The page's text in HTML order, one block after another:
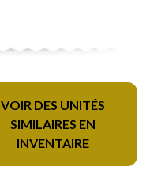
VOIR DES UNITÉS
SIMILAIRES EN
INVENTAIRE